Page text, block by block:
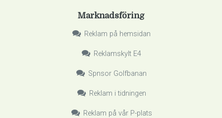
Marknadsföring
Reklam på hemsidan
Reklamskylt E4
Spnsor Golfbanan
Reklam i tidningen
Reklam på vår P-plats